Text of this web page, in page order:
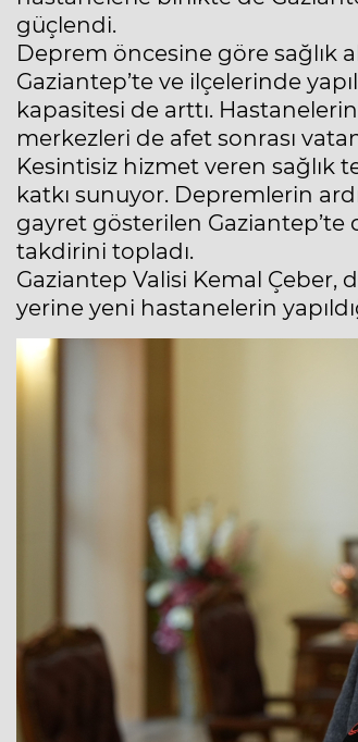
güçlendi.
Deprem öncesine göre sağlık
Gaziantep’te ve ilçelerinde
kapasitesi de arttı.
merkezleri de afet sonrası
Kesintisiz hizmet veren sağlık
katkı sunuyor. Depremlerin
gayret gösterilen Gaziantep’te
takdirini topladı.
Gaziantep Valisi Kemal Çeber,
yerine yeni hastanelerin